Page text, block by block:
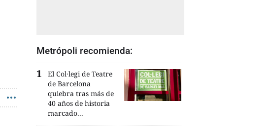
Metrópoli recomienda:
El Col·legi de Teatre
de Barcelona
quiebra tras más de
40 años de historia
marcado...